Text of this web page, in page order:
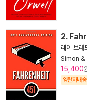
2.
레이 브래
Simon
15,400
양탄자배송